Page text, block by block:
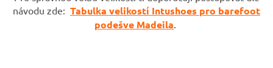
návodu zde: Tabulka velikostí Intushoes pro barefoot
podešve Madeila